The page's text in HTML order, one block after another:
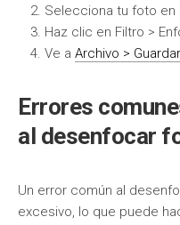
Selecciona tu foto en
Haz clic en Filtro >
Ve a Archivo >
Errores
al desenfocar
Un error común al
excesivo, lo que puede